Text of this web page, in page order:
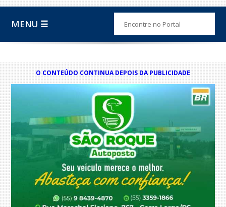
MENU ☰
O CONTEÚDO CONTINUA DEPOIS DA PUBLICIDADE